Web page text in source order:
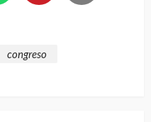
congreso